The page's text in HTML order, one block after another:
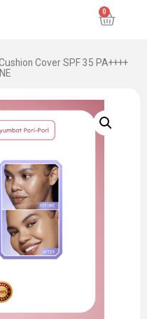
Cover SPF 35 PA++++